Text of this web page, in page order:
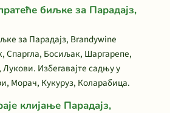
биљке за Парадајз,
за Парадајз, Brandywine
Спаргла, Босиљак, Шаргарепе,
Избегавајте садњу у
Морач, Кукуруз, Коларабица.
клијање Парадајз,